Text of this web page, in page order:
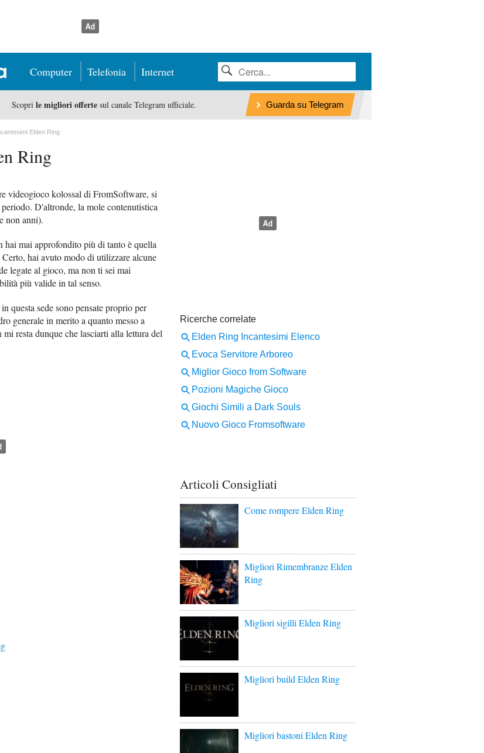
Computer Telefonia Internet
Scopri le migliori offertesul canale Telegram ufficiale. Guarda su Telegram
Elden Ring
Ring
videogioco kolossal di FromSoftware, si
D'altronde, la mole contenutistica
non anni).
hai mai approfondito più di tanto è quella
Certo, hai avuto modo di utilizzare alcune
legate al gioco, ma non ti sei mai
più valide in tal senso.
questa sede sono pensate proprio per
generale in merito a quanto messo a
resta dunque che lasciarti alla lettura del
Articoli Consigliati
Come rompere Elden Ring
Migliori Rimembranze Elden
Ring
Migliori sigilli Elden Ring
Migliori build Elden Ring
Migliori bastoni Elden Ring